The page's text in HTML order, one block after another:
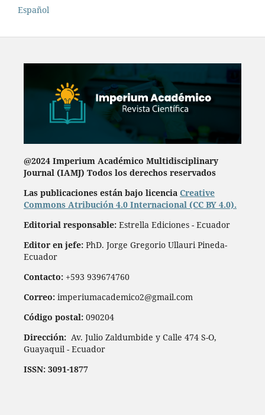
Español
@2024 Imperium Académico Multidisciplinary
Journal (IAMJ) Todos los derechos reservados
Las publicaciones están bajo licencia Creative
Commons Atribución 4.0 Internacional (CC BY 4.0).
Editorial responsable: Estrella Ediciones - Ecuador
Editor en jefe: PhD. Jorge Gregorio Ullauri Pineda-
Ecuador
Contacto:+593 939674760
Correo: imperiumacademico2@gmail.com
Código postal: 090204
Dirección:Av. Julio Zaldumbide y Calle 474 S-O,
Guayaquil - Ecuador
ISSN: 3091-1877